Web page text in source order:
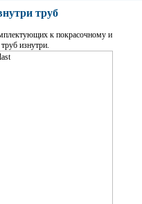
труб
к покрасочному и
изнутри.